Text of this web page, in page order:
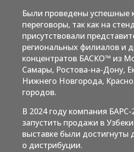
Были проведены успешные
переговоры, так как на
присутствовали
региональных филиалов и
концентратов БАСКО™ из
Самары, Ростова-на-Дону,
Нижнего Новгорода,
городов.
В 2024 году компания БАРС-
запустить продажи в
выставке были достигнуты
о дистрибуции.